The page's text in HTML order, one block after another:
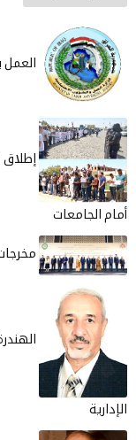
العمل
إطلاق
أمام الجامعات
الإدارية